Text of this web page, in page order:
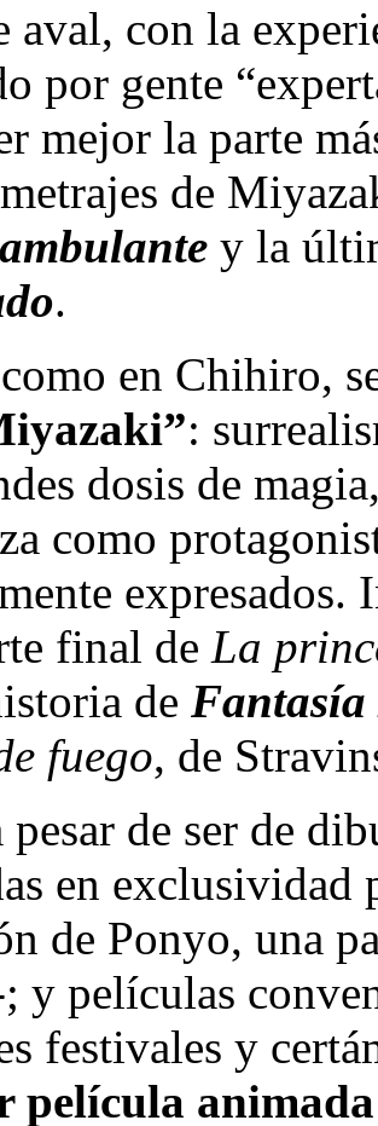
aval, con la
por gente
mejor la parte
de
y la
.
en Chihiro,
:
dosis de
como
final de La
de Fantasía
fuego, de
pesar de ser de
en exclusividad
de Ponyo, una
y películas
festivales y
película animada